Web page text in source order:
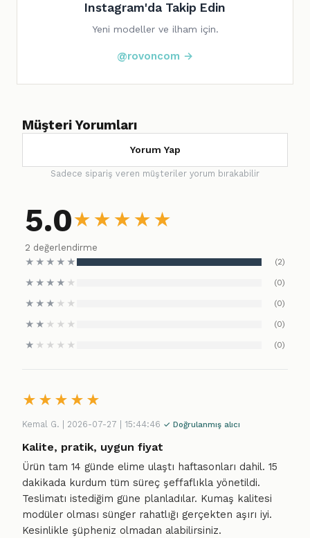
Instagram'da Takip Edin
Yeni modeller ve ilham için.
@rovoncom →
Müşteri Yorumları
Yorum Yap
Sadece sipariş veren müşteriler yorum bırakabilir
5.0★ ★ ★ ★ ★
2 değerlendirme
★ ★ ★ ★ ★ (2)
★ ★ ★ ★ ★ (0)
★ ★ ★ ★ ★ (0)
★ ★ ★ ★ ★ (0)
★ ★ ★ ★ ★ (0)
★ ★ ★ ★ ★
Kemal G. | 2026-07-27 | 15:44:46 ✓ Doğrulanmış alıcı
Kalite, pratik, uygun fiyat
Ürün tam 14 günde elime ulaştı haftasonları dahil. 15
dakikada kurdum tüm süreç şeffaflıkla yönetildi.
Teslimatı istediğim güne planladılar. Kumaş kalitesi
modüler olması sünger rahatlığı gerçekten aşırı iyi.
Kesinlikle şüpheniz olmadan alabilirsiniz.